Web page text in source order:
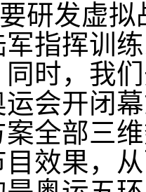
研发虚
指挥训
时，我
会开闭
全部三
效果，